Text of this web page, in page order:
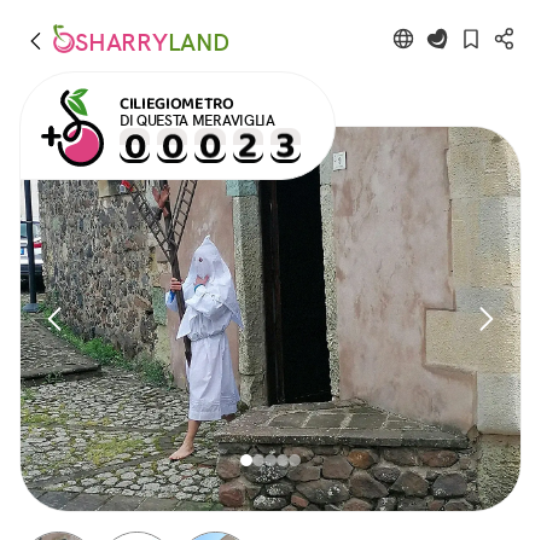
SHARRYLAND
CILIEGIOMETRO
DI QUESTA MERAVIGLIA